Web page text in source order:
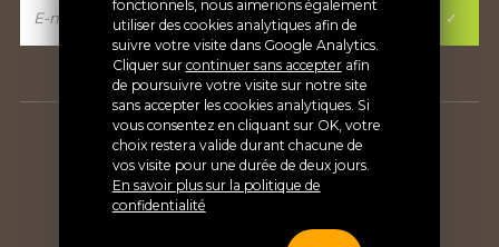
Copyright Soinvett® | Vie privée
fonctionnels, nous aimerions également
utiliser des cookies analytiques afin de
suivre votre visite dans Google Analytics.
Cliquer sur continuer sans accepterafin
de poursuivre votre visite sur notre site
sans accepter les cookies analytiques. Si
vous consentez en cliquant sur OK, votre
choix restera valide durant chacune de
vos visite pour une durée de deux jours.
En savoir plus sur la politique de
confidentialité